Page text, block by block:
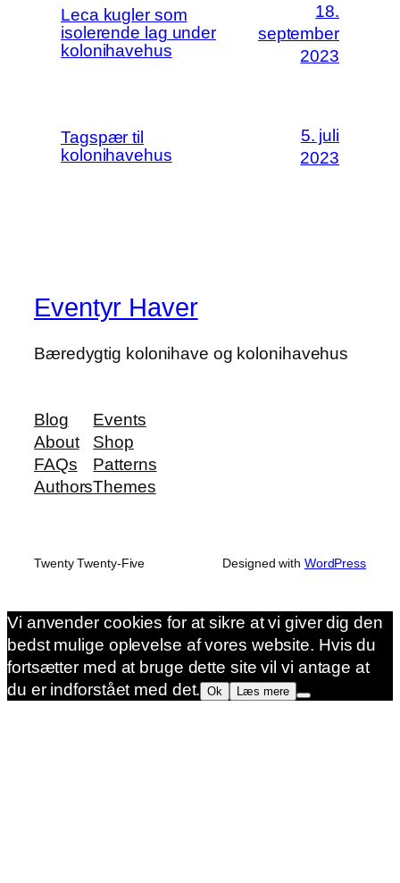
Leca kugler som
isolerende lag under
kolonihavehus
18.
september
2023
Tagspær til
kolonihavehus
5. juli
2023
Eventyr Haver
Bæredygtig kolonihave og kolonihavehus
Blog
About
FAQs
Authors
Events
Shop
Patterns
Themes
Twenty Twenty-Five Designed with WordPress
Vi anvender cookies for at sikre at vi giver dig den
bedst mulige oplevelse af vores website. Hvis du
fortsætter med at bruge dette site vil vi antage at
du er indforstået med det. Ok Læs mere